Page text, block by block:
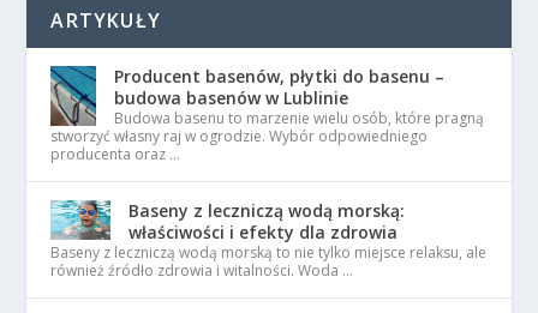
ARTYKUŁY
Producent basenów, płytki do basenu –
budowa basenów w Lublinie
Budowa basenu to marzenie wielu osób, które pragną
stworzyć własny raj w ogrodzie. Wybór odpowiedniego
producenta oraz …
Baseny z leczniczą wodą morską:
właściwości i efekty dla zdrowia
Baseny z leczniczą wodą morską to nie tylko miejsce relaksu, ale
również źródło zdrowia i witalności. Woda …